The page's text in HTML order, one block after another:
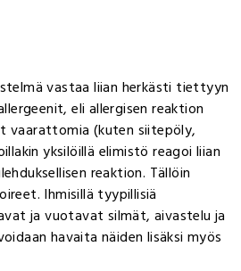
vastaa liian herkästi tiettyyn
eli allergisen reaktion
vaarattomia (kuten siitepöly,
yksilöillä elimistö reagoi liian
reaktion. Tällöin
Ihmisillä tyypillisiä
ja vuotavat silmät, aivastelu ja
havaita näiden lisäksi myös